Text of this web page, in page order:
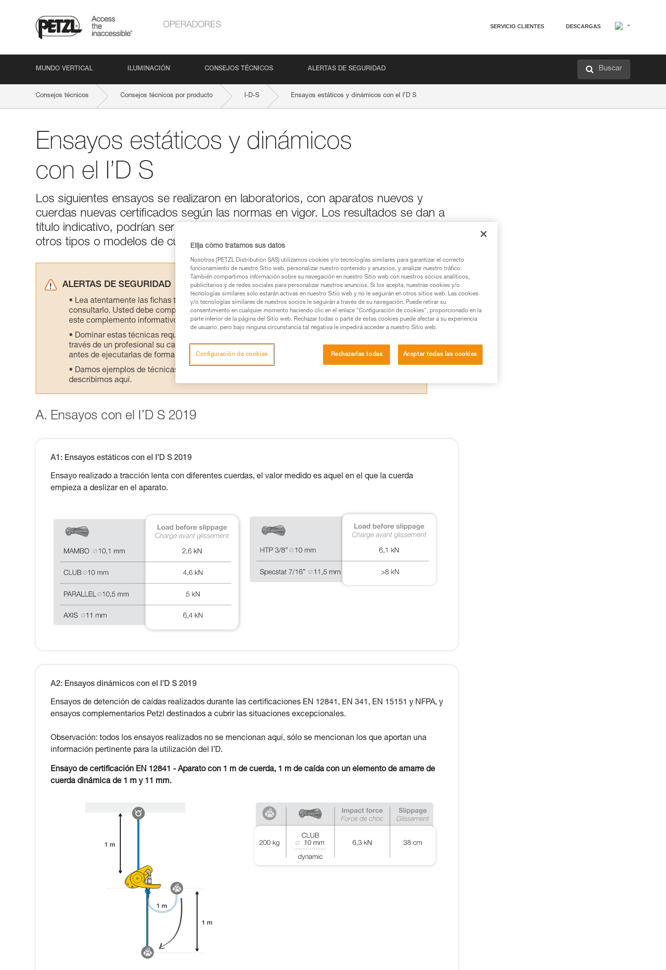
OPERADORES SERVICIO CLIENTES DESCARGAS
MUNDO VERTICAL ILUMINACIÓN CONSEJOS TÉCNICOS ALERTAS DE SEGURIDAD Buscar
Consejos técnicos Consejos técnicos por producto I-D-S Ensayos estáticos y dinámicos con el I’D S
Ensayos estáticos y dinámicos
con el I’D S
Los siguientes ensayos se realizaron en laboratorios, con aparatos nuevos y
cuerdas nuevas certificados según las normas en vigor. Los resultados se dan a
título indicativo, podrían ser diferentes con aparatos o cuerdas ya utilizadas, o con
otros tipos o modelos de cuerdas.
ALERTAS DE SEGURIDAD
Lea atentamente las fichas técnicas de los productos utilizados en este consejo antes de
consultarlo. Usted debe comprender la información de la ficha técnica para poder comprender
este complemento informativo.
Dominar estas técnicas requiere una formación y un entrenamiento específico. Confirme a
través de un profesional su capacidad para ejecutar estas técnicas, solo y con total seguridad,
antes de ejecutarlas de forma autónoma.
Damos ejemplos de técnicas relacionadas con su actividad. Pueden existir otras que no
describimos aquí.
A. Ensayos con el I’D S 2019
A1: Ensayos estáticos con el I’D S 2019
Ensayo realizado a tracción lenta con diferentes cuerdas, el valor medido es aquel en el que la cuerda
empieza a deslizar en el aparato.
A2: Ensayos dinámicos con el I’D S 2019
Ensayos de detención de caídas realizados durante las certificaciones EN 12841, EN 341, EN 15151 y NFPA, y
ensayos complementarios Petzl destinados a cubrir las situaciones excepcionales.
Observación: todos los ensayos realizados no se mencionan aquí, sólo se mencionan los que aportan una
información pertinente para la utilización del I’D.
Ensayo de certificación EN 12841 - Aparato con 1 m de cuerda, 1 m de caída con un elemento de amarre de
cuerda dinámica de 1 m y 11 mm.
Elija cómo tratamos sus datos
Nosotros [PETZL Distribution SAS) utilizamos cookies y/o tecnologías similares para garantizar el correcto
funcionamiento de nuestro Sitio web, personalizar nuestro contenido y anuncios, y analizar nuestro tráfico.
También compartimos información sobre su navegación en nuestro Sitio web con nuestros socios analíticos,
publicitarios y de redes sociales para personalizar nuestros anuncios. Si los acepta, nuestras cookies y/o
tecnologías similares solo estarán activas en nuestro Sitio web y no le seguirán en otros sitios web. Las cookies
y/o tecnologías similares de nuestros socios le seguirán a través de su navegación. Puede retirar su
consentimiento en cualquier momento haciendo clic en el enlace "Configuración de cookies", proporcionado en la
parte inferior de la página del Sitio web. Rechazar todas o parte de estas cookies puede afectar a su experiencia
de usuario, pero bajo ninguna circunstancia tal negativa le impedirá acceder a nuestro Sitio web.
Rechazarlas todas Aceptar todas las cookies
Configuración de cookies